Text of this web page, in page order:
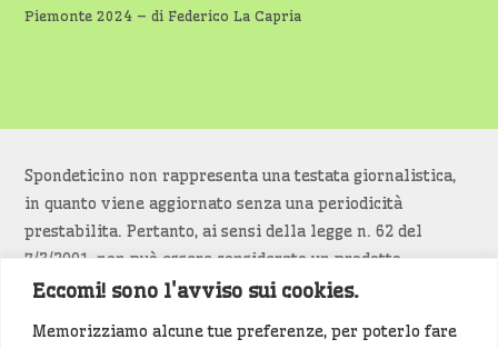
Eccomi! sono l'avviso sui cookies.
Memorizziamo alcune tue preferenze, per poterlo fare
Piemonte 2024 – di Federico La Capria
Spondeticino non rappresenta una testata giornalistica,
in quanto viene aggiornato senza una periodicità
prestabilita. Pertanto, ai sensi della legge n. 62 del
7/3/2001, non può essere considerato un prodotto
editoriale.
Siamo attenti a non violare copyright e diritti